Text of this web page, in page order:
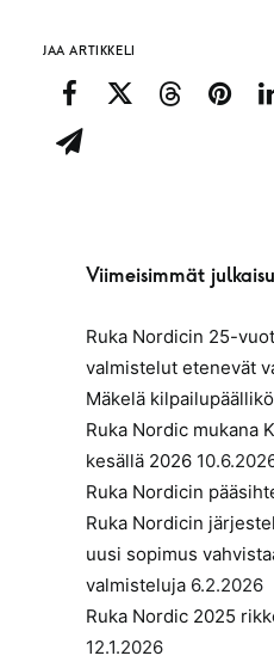
JAA ARTIKKELI
Viimeisimmät
Ruka Nordicin 25-
valmistelut etenevät
Mäkelä
Ruka Nordic mukana
kesällä 2026
Ruka Nordicin
Ruka Nordicin
uusi sopimus
valmisteluja 6.2.2026
Ruka Nordic 2025
12.1.2026